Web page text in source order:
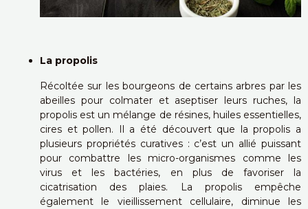
La propolis
Récoltée sur les bourgeons de certains arbres par les
abeilles pour colmater et aseptiser leurs ruches, la
propolis est un mélange de résines, huiles essentielles,
cires et pollen. Il a été découvert que la propolis a
plusieurs propriétés curatives : c’est un allié puissant
pour combattre les micro-organismes comme les
virus et les bactéries, en plus de favoriser la
cicatrisation des plaies. La propolis empêche
également le vieillissement cellulaire, diminue les